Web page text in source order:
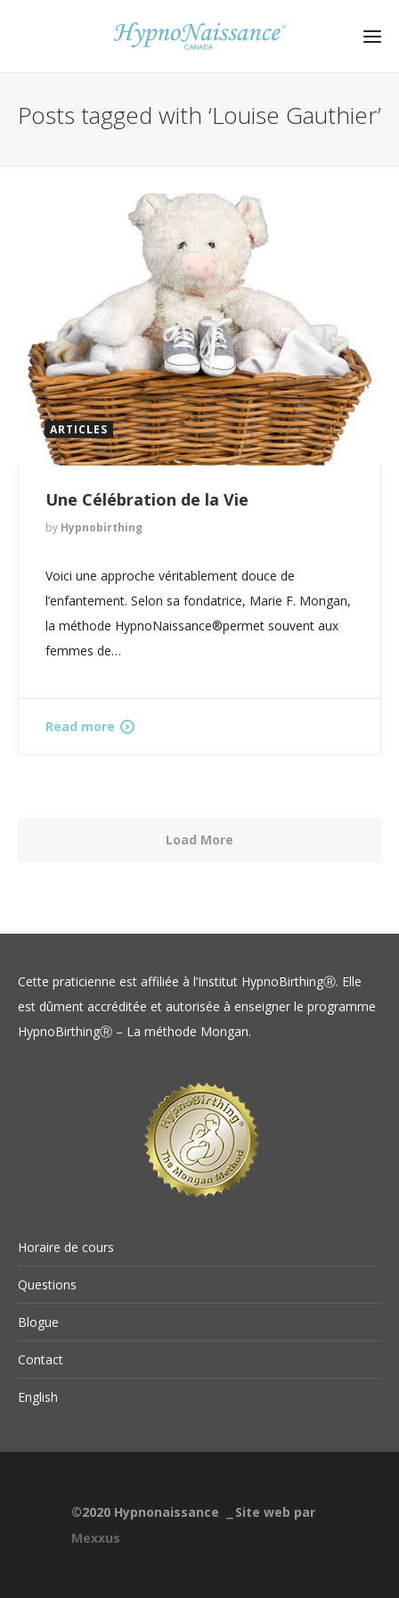
Posts tagged with ‘Louise Gauthier’
ARTICLES
Une Célébration de la Vie
by Hypnobirthing
Voici une approche véritablement douce de
l’enfantement. Selon sa fondatrice, Marie F. Mongan,
la méthode HypnoNaissance®permet souvent aux
femmes de…
Read more
Load More
Cette praticienne est affiliée à l’Institut HypnoBirthingⓇ. Elle
est dûment accréditée et autorisée à enseigner le programme
HypnoBirthingⓇ – La méthode Mongan.
Horaire de cours
Questions
Blogue
Contact
English
©2020 Hypnonaissance
Site web par
Mexxus